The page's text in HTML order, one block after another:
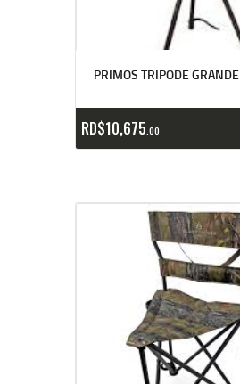
PRIMOS TRIPODE GRANDE
RD$10,675 00